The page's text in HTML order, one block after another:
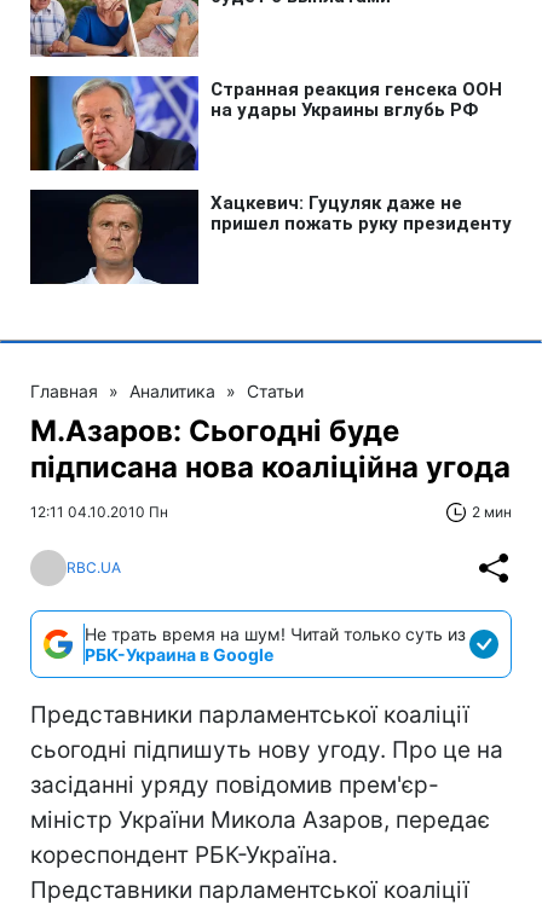
Главная » Аналитика » Статьи
М.Азаров: Сьогодні буде
підписана нова коаліційна угода
12:11 04.10.2010 Пн 2 мин
RBC.UA
Не трать время на шум! Читай только суть из
РБК-Украина в Google
Представники парламентської коаліції
сьогодні підпишуть нову угоду. Про це на
засіданні уряду повідомив прем'єр-
міністр України Микола Азаров, передає
кореспондент РБК-Україна.
Представники парламентської коаліції